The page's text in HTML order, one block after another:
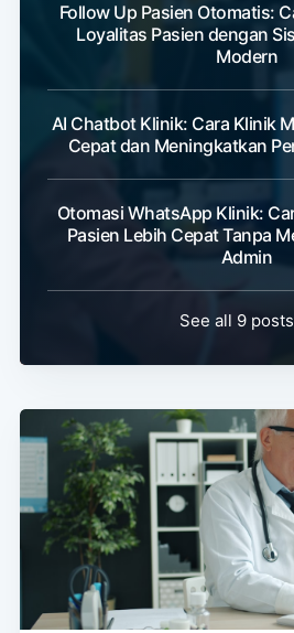
Follow Up Pasien Otomatis:
Loyalitas Pasien dengan
Modern
AI Chatbot Klinik: Cara Klinik
Cepat dan Meningkatkan
Otomasi WhatsApp Klinik:
Pasien Lebih Cepat Tanpa
Admin
See all 9